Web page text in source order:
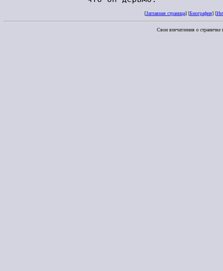
[Заглавная страница] [Биография] [
Свои впечатления о